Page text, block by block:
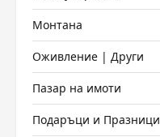
Монтана
Оживление | Други
Пазар на имоти
Подаръци и Празници